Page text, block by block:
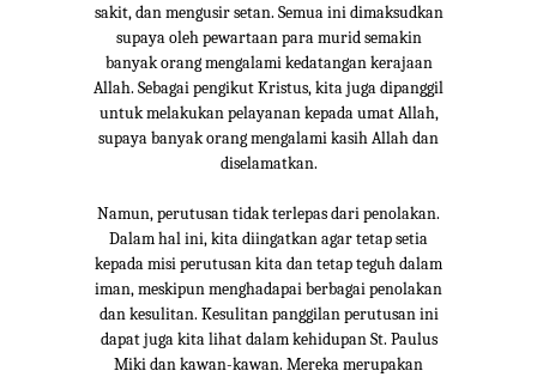
sakit, dan mengusir setan. Semua ini dimaksudkan
supaya oleh pewartaan para murid semakin
banyak orang mengalami kedatangan kerajaan
Allah. Sebagai pengikut Kristus, kita juga dipanggil
untuk melakukan pelayanan kepada umat Allah,
supaya banyak orang mengalami kasih Allah dan
diselamatkan.
Namun, perutusan tidak terlepas dari penolakan.
Dalam hal ini, kita diingatkan agar tetap setia
kepada misi perutusan kita dan tetap teguh dalam
iman, meskipun menghadapai berbagai penolakan
dan kesulitan. Kesulitan panggilan perutusan ini
dapat juga kita lihat dalam kehidupan St. Paulus
Miki dan kawan-kawan. Mereka merupakan